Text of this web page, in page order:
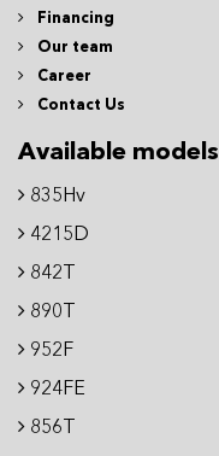
Financing
Our team
Career
Contact Us
Available models
835Hv
4215D
842T
890T
952F
924FE
856T